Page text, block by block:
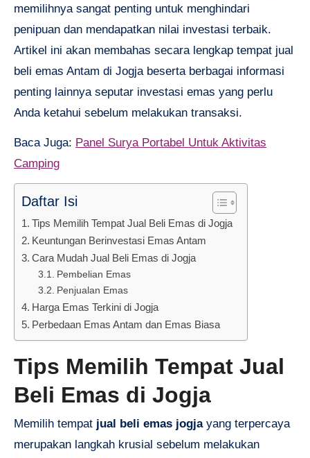
memilihnya sangat penting untuk menghindari
penipuan dan mendapatkan nilai investasi terbaik.
Artikel ini akan membahas secara lengkap tempat jual
beli emas Antam di Jogja beserta berbagai informasi
penting lainnya seputar investasi emas yang perlu
Anda ketahui sebelum melakukan transaksi.
Baca Juga: Panel Surya Portabel Untuk Aktivitas
Camping
Daftar Isi
Tips Memilih Tempat Jual Beli Emas di Jogja
Keuntungan Berinvestasi Emas Antam
Cara Mudah Jual Beli Emas di Jogja
Pembelian Emas
Penjualan Emas
Harga Emas Terkini di Jogja
Perbedaan Emas Antam dan Emas Biasa
Tips Memilih Tempat Jual
Beli Emas di Jogja
Memilih tempat jual beli emas jogjayang terpercaya
merupakan langkah krusial sebelum melakukan